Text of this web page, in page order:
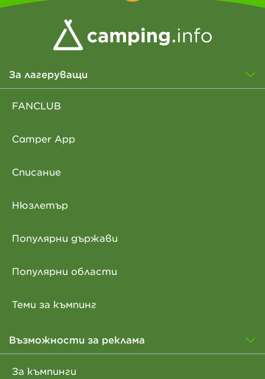
За лагеруващи
FANCLUB
Camper App
Списание
Нюзлетър
Популярни държави
Популярни области
Теми за къмпинг
Възможности за реклама
За къмпинги